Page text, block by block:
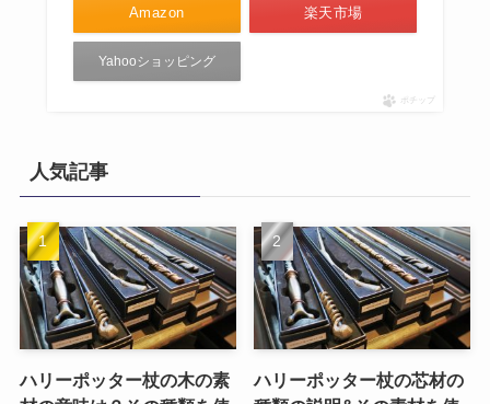
Amazon 楽天市場
Yahooショッピング
ポチップ
人気記事
ハリーポッター杖の木の素
ハリーポッター杖の芯材の